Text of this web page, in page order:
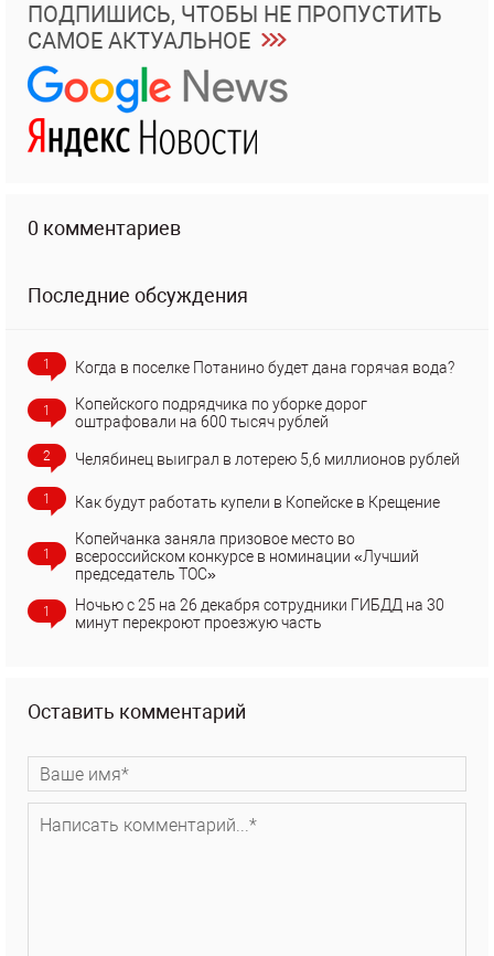
ПОДПИШИСЬ, ЧТОБЫ НЕ ПРОПУСТИТЬ
САМОЕ АКТУАЛЬНОЕ
0 комментариев
Последние обсуждения
1 Когда в поселке Потанино будет дана горячая вода?
1
Копейского подрядчика по уборке дорог
оштрафовали на 600 тысяч рублей
2 Челябинец выиграл в лотерею 5,6 миллионов рублей
1 Как будут работать купели в Копейске в Крещение
1
Копейчанка заняла призовое место во
всероссийском конкурсе в номинации «Лучший
председатель ТОС»
1
Ночью с 25 на 26 декабря сотрудники ГИБДД на 30
минут перекроют проезжую часть
Оставить комментарий